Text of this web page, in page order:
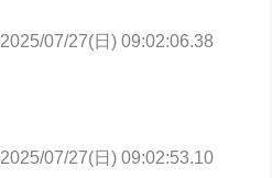
2025/07/27(日) 09:02:06.38
2025/07/27(日) 09:02:53.10